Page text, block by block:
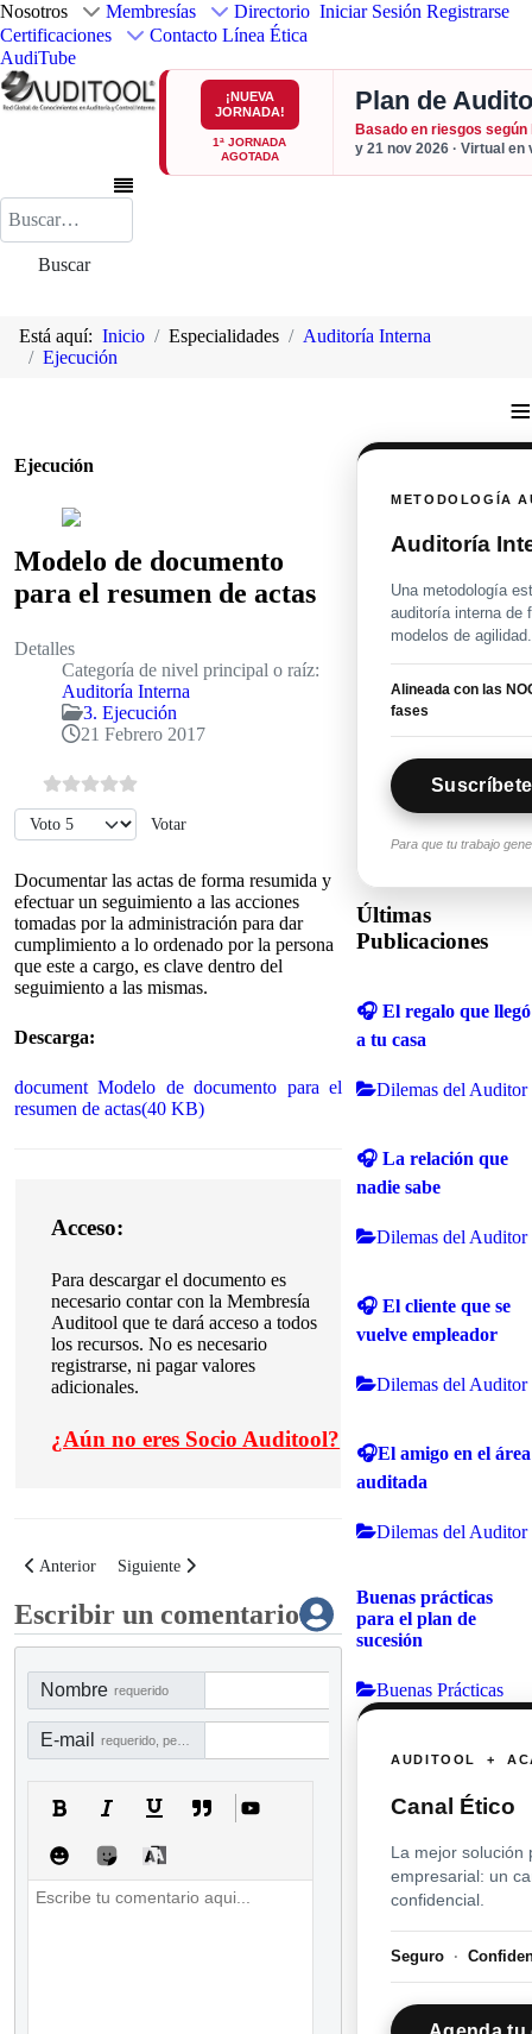
Nosotros Membresías
Directorio
Certificaciones
Contacto Línea Ética
AudiTube
Iniciar Sesión Registrarse
¡NUEVA
JORNADA!
1ª JORNADA
AGOTADA
Plan de
Basado en riesgos según
y 21 nov 2026 · Virtual en
Buscar
Buscar
Está aquí: Inicio Especialidades
Auditoría Interna
Ejecución
≡
Ejecución
Modelo de documento
para el resumen de actas
Detalles
Categoría de nivel principal o raíz:
Auditoría Interna
3. Ejecución
21 Febrero 2017
Por favor, vote
Documentar las actas de forma resumida y
efectuar un seguimiento a las acciones
tomadas por la administración para dar
cumplimiento a lo ordenado por la persona
que este a cargo, es clave dentro del
seguimiento a las mismas.
Descarga:
document Modelo de documento para el
resumen de actas(40 KB)
Acceso:
Para descargar el documento es
necesario contar con la Membresía
Auditool que te dará acceso a todos
los recursos. No es necesario
registrarse, ni pagar valores
adicionales.
¿Aún no eres Socio Auditool?
Artículo anterior: Modelo de acta de inicio de las auditorías individuales
Anterior Artículo siguiente: Checklist para las actividades a realizar
Siguiente
Escribir un comentario
Nombre requerido
E-mail
METODOLOGÍA
Auditoría
Una metodología
auditoría interna de
modelos de agilidad.
Alineada con las
fases
Para que tu trabajo
Últimas
Publicaciones
🎧 El regalo que llegó
a tu casa
Dilemas del Auditor
🎧 La relación que
nadie sabe
Dilemas del Auditor
🎧 El cliente que se
vuelve empleador
Dilemas del Auditor
🎧El amigo en el área
auditada
Dilemas del Auditor
Buenas prácticas
para el plan de
sucesión
Buenas Prácticas
AUDITOOL +
Canal Ético
La mejor
empresarial: un
confidencial.
Seguro ·